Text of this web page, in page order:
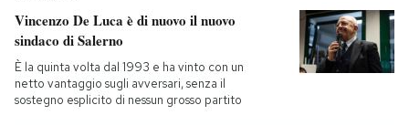
Politica
Tecnologia
Internet
Scienza
Consumismi
Ok Boomer!
Media
Vincenzo De Luca è di nuovo il nuovo
sindaco di Salerno
È la quinta volta dal 1993 e ha vinto con un
netto vantaggio sugli avversari, senza il
sostegno esplicito di nessun grosso partito